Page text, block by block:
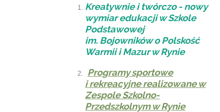
Kreatywnie i twórczo - nowy
wymiar edukacji w Szkole
Podstawowej
im. Bojowników o Polskość
Warmii i Mazur w Rynie
Programy sportowe
i rekreacyjne realizowane w
Zespole Szkolno-
Przedszkolnym w Rynie